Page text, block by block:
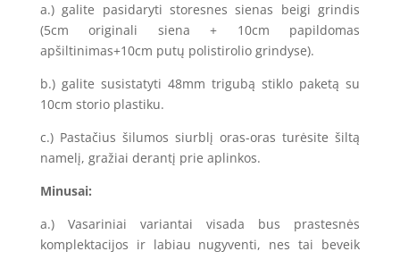
a.) galite pasidaryti storesnes sienas beigi grindis
(5cm originali siena + 10cm papildomas
apšiltinimas+10cm putų polistirolio grindyse).
b.) galite susistatyti 48mm trigubą stiklo paketą su
10cm storio plastiku.
c.) Pastačius šilumos siurblį oras-oras turėsite šiltą
namelį, gražiai derantį prie aplinkos.
Minusai:
a.) Vasariniai variantai visada bus prastesnės
komplektacijos ir labiau nugyventi, nes tai beveik